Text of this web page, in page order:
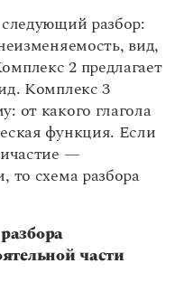
частей
из одной
слова
слова и его
в словарях
значению
разряда в разряд
следующий разбор:
вид,
2 предлагает
Комплекс 3
от какого глагола
функция. Если
—
то схема разбора
части